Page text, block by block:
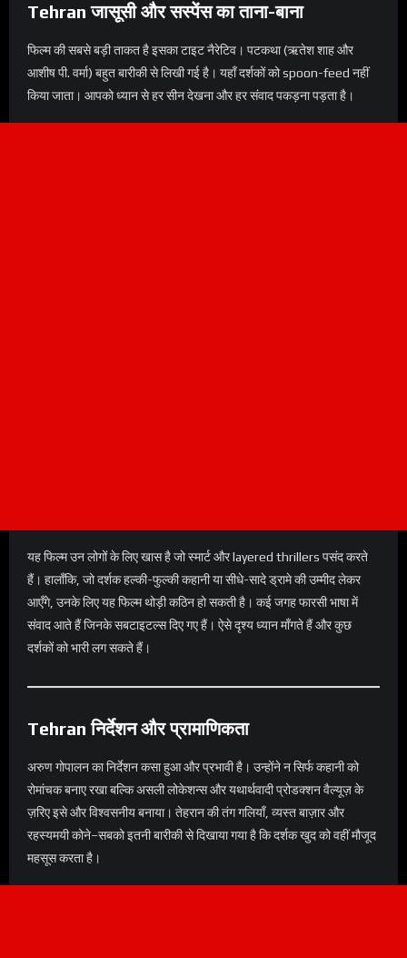
Tehranजासूसी और सस्पेंस का ताना-बाना
फिल्म की सबसे बड़ी ताकत है इसका टाइट नैरेटिव। पटकथा (ऋतेश शाह और
आशीष पी. वर्मा) बहुत बारीकी से लिखी गई है। यहाँ दर्शकों को spoon-feed नहीं
किया जाता। आपको ध्यान से हर सीन देखना और हर संवाद पकड़ना पड़ता है।
यह फिल्म उन लोगों के लिए खास है जो स्मार्ट और layered thrillers पसंद करते
हैं। हालाँकि, जो दर्शक हल्की-फुल्की कहानी या सीधे-सादे ड्रामे की उम्मीद लेकर
आएँगे, उनके लिए यह फिल्म थोड़ी कठिन हो सकती है। कई जगह फारसी भाषा में
संवाद आते हैं जिनके सबटाइटल्स दिए गए हैं। ऐसे दृश्य ध्यान माँगते हैं और कुछ
दर्शकों को भारी लग सकते हैं।
Tehranनिर्देशन और प्रामाणिकता
अरुण गोपालन का निर्देशन कसा हुआ और प्रभावी है। उन्होंने न सिर्फ कहानी को
रोमांचक बनाए रखा बल्कि असली लोकेशन्स और यथार्थवादी प्रोडक्शन वैल्यूज़ के
ज़रिए इसे और विश्वसनीय बनाया। तेहरान की तंग गलियाँ, व्यस्त बाज़ार और
रहस्यमयी कोने–सबको इतनी बारीकी से दिखाया गया है कि दर्शक खुद को वहीं मौजूद
महसूस करता है।